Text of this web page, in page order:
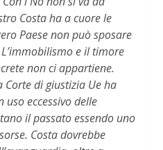
Costa ha a cuore le
Paese non può sposare
e il timore
non ci appartiene.
Corte di giustizia Ue ha
uso eccessivo delle
il passato essendo uno
Costa dovrebbe